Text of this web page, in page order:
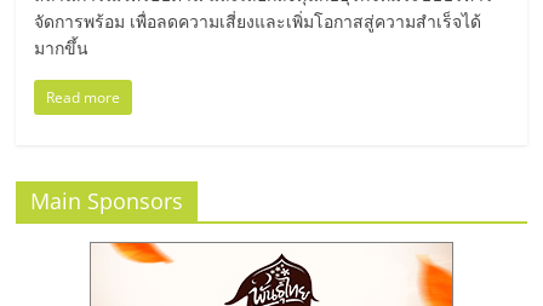
แฟ
รน
ไชส์,
ที่
จัดการพร้อม เพื่อลดความเสี่ยงและเพิ่มโอกาสสู่ความสำเร็จได้
มากขึ้น
Read more
Main Sponsors